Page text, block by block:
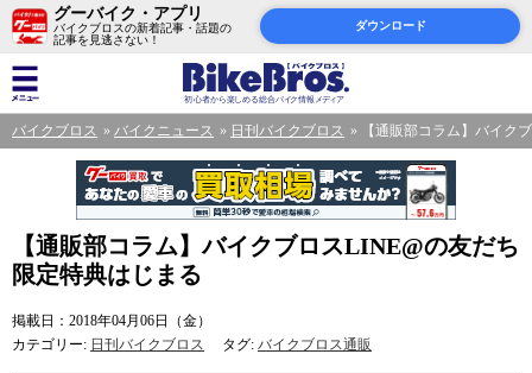
グーバイク・アプリ
バイクブロスの新着記事・話題の
記事を見逃さない！
ダウンロード
バイクブロス バイクニュース 日刊バイクブロス 【通販部コラム】バイク
【通販部コラム】バイクブロスLINE@の友だち
限定特典はじまる
掲載日：2018年04月06日（金）
カテゴリー: 日刊バイクブロス タグ: バイクブロス通販